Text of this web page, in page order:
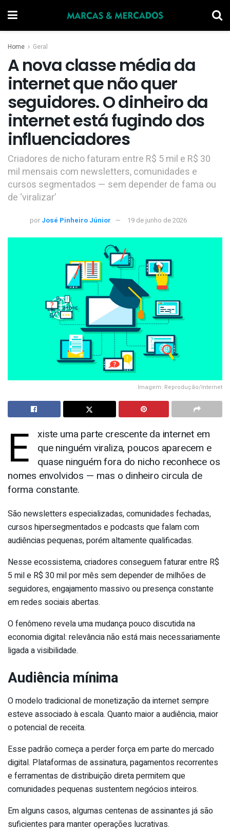
Home Geral
A nova classe média da
internet que não quer
seguidores. O dinheiro da
internet está fugindo dos
influenciadores
Criadores de nicho faturam entre R$ 5 mil e R$ 30
mil mensais com newsletters, comunidades e
cursos segmentados — sem depender de fama ou
de ‘viralizar’
por José Pinheiro Júnior 19 de junho de 2026
Imagem: Reprodução/Internet
E
xiste uma parte crescente da internet em
que ninguém viraliza, poucos aparecem e
quase ninguém fora do nicho reconhece os
nomes envolvidos — mas o dinheiro circula de
forma constante.
São newsletters especializadas, comunidades fechadas,
cursos hipersegmentados e podcasts que falam com
audiências pequenas, porém altamente qualificadas.
Nesse ecossistema, criadores conseguem faturar entre R$
5 mil e R$ 30 mil por mês sem depender de milhões de
seguidores, engajamento massivo ou presença constante
em redes sociais abertas.
O fenômeno revela uma mudança pouco discutida na
economia digital: relevância não está mais necessariamente
ligada a visibilidade.
Audiência mínima
O modelo tradicional de monetização da internet sempre
esteve associado à escala. Quanto maior a audiência, maior
o potencial de receita.
Esse padrão começa a perder força em parte do mercado
digital. Plataformas de assinatura, pagamentos recorrentes
e ferramentas de distribuição direta permitem que
comunidades pequenas sustentem negócios inteiros.
Em alguns casos, algumas centenas de assinantes já são
suficientes para manter operações lucrativas.